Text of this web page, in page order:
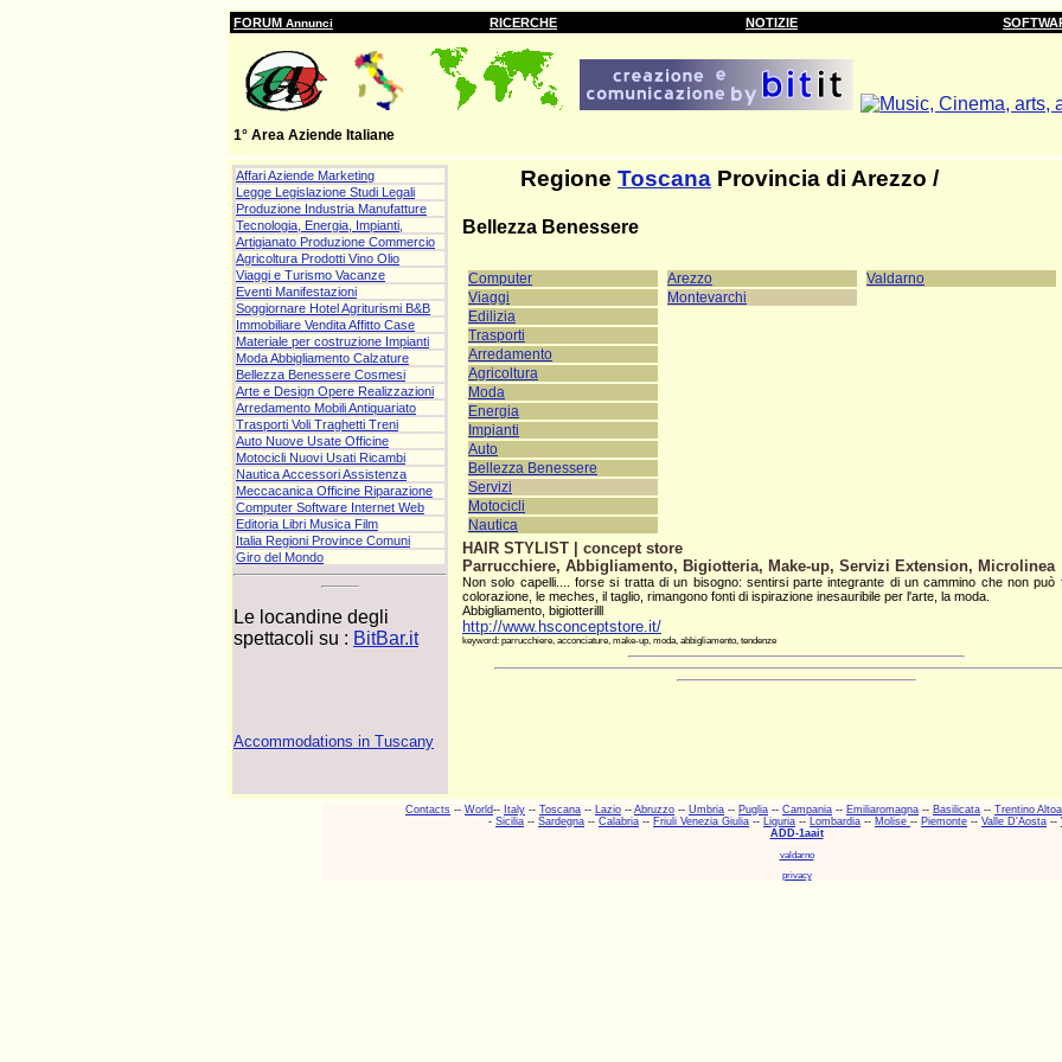
FORUM Annunci RICERCHE NOTIZIE
1° Area Aziende Italiane
Affari Aziende Marketing
Legge Legislazione Studi Legali
Produzione Industria Manufatture
Tecnologia, Energia, Impianti,
Artigianato Produzione Commercio
Agricoltura Prodotti Vino Olio
Viaggi e Turismo Vacanze
Eventi Manifestazioni
Soggiornare Hotel Agriturismi B&B
Immobiliare Vendita Affitto Case
Materiale per costruzione Impianti
Moda Abbigliamento Calzature
Bellezza Benessere Cosmesi
Arte e Design Opere Realizzazioni
Arredamento Mobili Antiquariato
Trasporti Voli Traghetti Treni
Auto Nuove Usate Officine
Motocicli Nuovi Usati Ricambi
Nautica Accessori Assistenza
Meccacanica Officine Riparazione
Computer Software Internet Web
Editoria Libri Musica Film
Italia Regioni Province Comuni
Giro del Mondo
Le locandine degli
spettacoli su : BitBar.it
Accommodations in Tuscany
RegioneToscana Provincia di Arezzo /
Bellezza Benessere
Computer
Viaggi
Edilizia
Trasporti
Arredamento
Agricoltura
Moda
Energia
Impianti
Auto
Bellezza Benessere
Servizi
Motocicli
Nautica
Arezzo
Montevarchi
Valdarno
HAIR STYLIST | concept store
Parrucchiere, Abbigliamento, Bigiotteria, Make-up, Servizi Extension, Microlinea
Non solo capelli.... forse si tratta di un bisogno: sentirsi parte integrante di un cammino che non può
colorazione, le meches, il taglio, rimangono fonti di ispirazione inesauribile per l'arte, la moda.
Abbigliamento, bigiotterilll
http://www.hsconceptstore.it/
keyword: parrucchiere, acconciature, make-up, moda, abbigliamento, tendenze
Contacts -- World-- Italy -- Toscana -- Lazio -- Abruzzo -- Umbria -- Puglia -- Campania -- Emiliaromagna -- Basilicata -- Trentino
- Sicilia -- Sardegna -- Calabria -- Friuli Venezia Giulia -- Liguria -- Lombardia -- Molise -- Piemonte -- Valle D'Aosta --
ADD-1aait
valdarno
privacy